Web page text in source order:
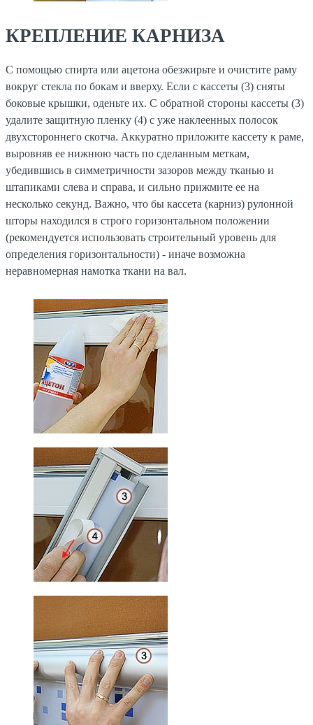
КРЕПЛЕНИЕ КАРНИЗА
С помощью спирта или ацетона обезжирьте и очистите раму
вокруг стекла по бокам и вверху. Если с кассеты (3) сняты
боковые крышки, оденьте их. С обратной стороны кассеты (3)
удалите защитную пленку (4) с уже наклеенных полосок
двухстороннего скотча. Аккуратно приложите кассету к раме,
выровняв ее нижнюю часть по сделанным меткам,
убедившись в симметричности зазоров между тканью и
штапиками слева и справа, и сильно прижмите ее на
несколько секунд. Важно, что бы кассета (карниз) рулонной
шторы находился в строго горизонтальном положении
(рекомендуется использовать строительный уровень для
определения горизонтальности) - иначе возможна
неравномерная намотка ткани на вал.